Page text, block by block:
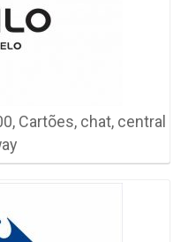
Cartões, chat, central